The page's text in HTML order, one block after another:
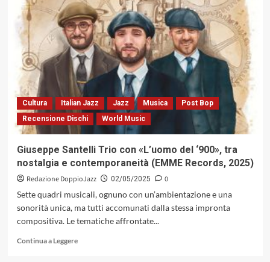
del
DIL
Organ
Trio,
un
ponte
ideale
fra
Harlem
e
Belgrado
(A.MA
2025)
Cultura Italian Jazz Jazz Musica
Post Bop
Recensione Dischi
World Music
Giuseppe Santelli Trio con «L’uomo del ‘900», tra
nostalgia e contemporaneità (EMME Records, 2025)
Redazione DoppioJazz 02/05/2025
0
Sette quadri musicali, ognuno con un’ambientazione e una
sonorità unica, ma tutti accomunati dalla stessa impronta
compositiva. Le tematiche affrontate...
Continua a LeggereLeggi